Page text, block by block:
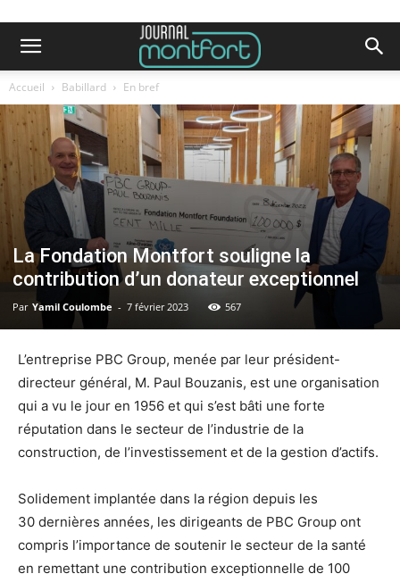
Accueil Babillard En bref
La Fondation Montfort souligne la
contribution d’un donateur exceptionnel
Par Yamil Coulombe - 7 février 2023 567
L’entreprise PBC Group, menée par leur président-
directeur général, M. Paul Bouzanis, est une organisation
qui a vu le jour en 1956 et qui s’est bâti une forte
réputation dans le secteur de l’industrie de la
construction, de l’investissement et de la gestion d’actifs.
Solidement implantée dans la région depuis les
30 dernières années, les dirigeants de PBC Group ont
compris l’importance de soutenir le secteur de la santé
en remettant une contribution exceptionnelle de 100